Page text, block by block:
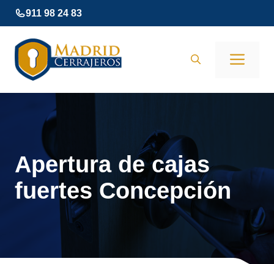
Saltar
al
contenido
911 98 24 83
Apertura de cajas
fuertes Concepción